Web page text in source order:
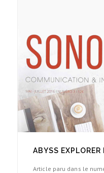
ABYSS EXPLORER
Article paru dans le